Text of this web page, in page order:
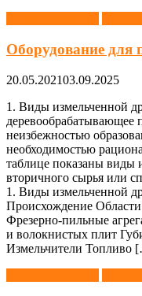
Оборудование для
20.05.202103.09.2025
1. Виды измельченной
деревообрабатывающее
неизбежно­стью
необходимостью
таблице показаны виды
вторичного сырья или
1. Виды измельченной
Происхождение
Фрезерно-пильные
и волокнистых плит
Измельчители Топливо